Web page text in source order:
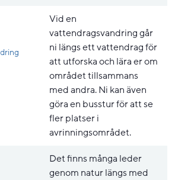
kB, öppnas i nytt fönster.
Vid en
vattendragsvandring går
ni längs ett vattendrag för
att utforska och lära er om
området tillsammans
med andra. Ni kan även
göra en busstur för att se
fler platser i
avrinningsområdet.
Det finns många leder
genom natur längs med